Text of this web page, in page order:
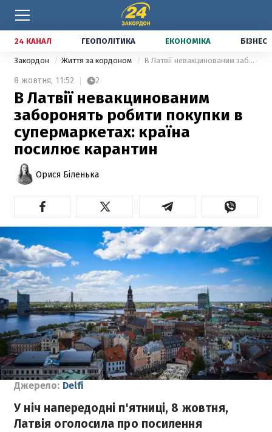
24 КАНАЛ ГЕОПОЛІТИКА ЕКОНОМІКА БІЗНЕС
Закордон Життя за кордоном В Латвії невакцинованим заборонять робити покупки в супермаркетах: країна посилює карантин
8 жовтня, 11:52 2
В Латвії невакцинованим
заборонять робити покупки в
супермаркетах: країна
посилює карантин
Орися Біленька
Джерело: Delfi
У ніч напередодні п'ятниці, 8 жовтня,
Латвія оголосила про посилення